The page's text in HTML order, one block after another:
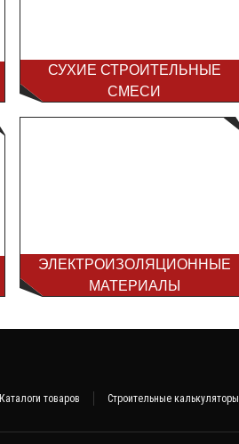
СУХИЕ СТРОИТЕЛЬНЫЕ
СМЕСИ
ЭЛЕКТРОИЗОЛЯЦИОННЫЕ
МАТЕРИАЛЫ
Каталоги товаров Строительные калькуляторы